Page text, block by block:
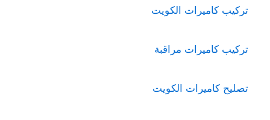
تركيب كاميرات الكويت
تركيب كاميرات مراقبة
تصليح كاميرات الكويت